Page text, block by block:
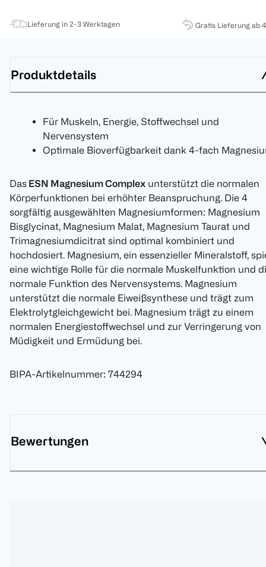
Lieferung in 2-3 Werktagen Gratis Lieferung ab
Produktdetails
Für Muskeln, Energie, Stoffwechsel und
Nervensystem
Optimale Bioverfügbarkeit dank 4-fach
Das ESN Magnesium Complex unterstützt die normalen
Körperfunktionen bei erhöhter Beanspruchung. Die 4
sorgfältig ausgewählten Magnesiumformen: Magnesium
Bisglycinat, Magnesium Malat, Magnesium Taurat und
Trimagnesiumdicitrat sind optimal kombiniert und
hochdosiert. Magnesium, ein essenzieller Mineralstoff,
eine wichtige Rolle für die normale Muskelfunktion und
normale Funktion des Nervensystems. Magnesium
unterstützt die normale Eiweißsynthese und trägt zum
Elektrolytgleichgewicht bei. Magnesium trägt zu einem
normalen Energiestoffwechsel und zur Verringerung von
Müdigkeit und Ermüdung bei.
BIPA-Artikelnummer: 744294
Bewertungen